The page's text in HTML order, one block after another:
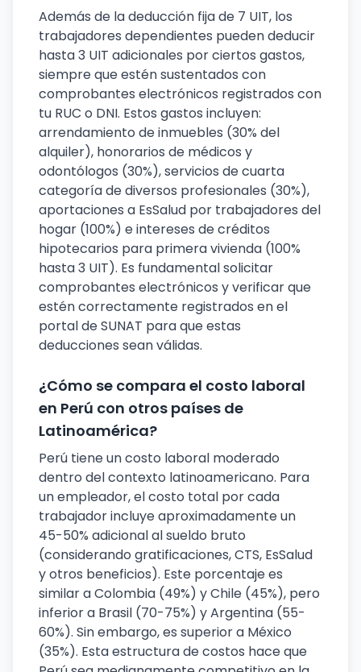
Además de la deducción fija de 7 UIT, los
trabajadores dependientes pueden deducir
hasta 3 UIT adicionales por ciertos gastos,
siempre que estén sustentados con
comprobantes electrónicos registrados con
tu RUC o DNI. Estos gastos incluyen:
arrendamiento de inmuebles (30% del
alquiler), honorarios de médicos y
odontólogos (30%), servicios de cuarta
categoría de diversos profesionales (30%),
aportaciones a EsSalud por trabajadores del
hogar (100%) e intereses de créditos
hipotecarios para primera vivienda (100%
hasta 3 UIT). Es fundamental solicitar
comprobantes electrónicos y verificar que
estén correctamente registrados en el
portal de SUNAT para que estas
deducciones sean válidas.
¿Cómo se compara el costo laboral
en Perú con otros países de
Latinoamérica?
Perú tiene un costo laboral moderado
dentro del contexto latinoamericano. Para
un empleador, el costo total por cada
trabajador incluye aproximadamente un
45-50% adicional al sueldo bruto
(considerando gratificaciones, CTS, EsSalud
y otros beneficios). Este porcentaje es
similar a Colombia (49%) y Chile (45%), pero
inferior a Brasil (70-75%) y Argentina (55-
60%). Sin embargo, es superior a México
(35%). Esta estructura de costos hace que